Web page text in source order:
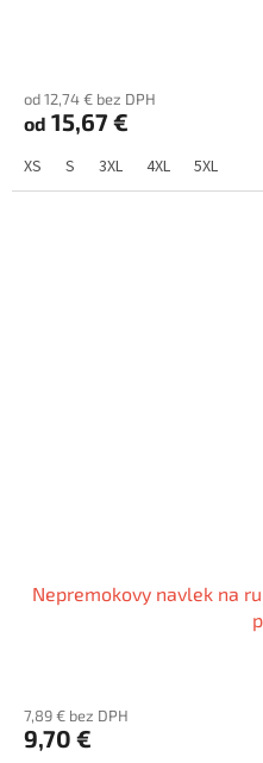
od 12,74 € bez DPH
od 15,67 €
XS S 3XL 4XL 5XL
Nepremokovy navlek na
7,89 € bez DPH
9,70 €